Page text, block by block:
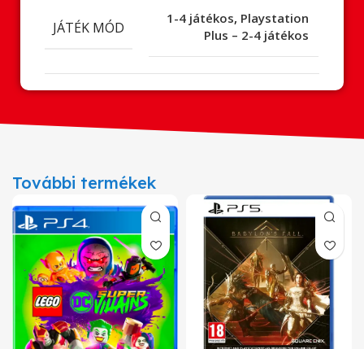
JÁTÉK MÓD
1-4 játékos, Playstation
Plus – 2-4 játékos
További termékek